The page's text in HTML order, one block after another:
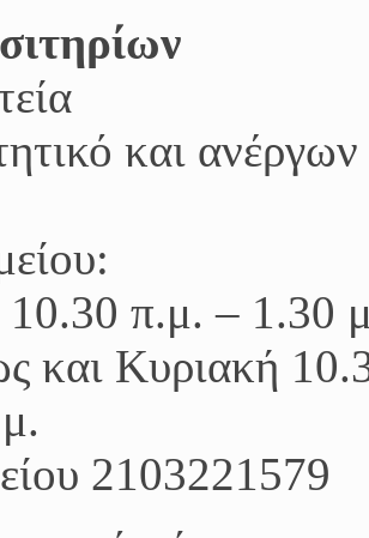
και ανέργων
10.30 π.μ. – 1.30
και Κυριακή
2103221579